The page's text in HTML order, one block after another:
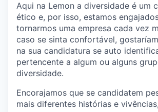
Aqui na Lemon a diversidade é um
ético e, por isso, estamos
tornarmos uma empresa cada vez
caso se sinta confortável,
na sua candidatura se auto
pertencente a algum ou alguns
diversidade.
Encorajamos que se candidatem
mais diferentes histórias e